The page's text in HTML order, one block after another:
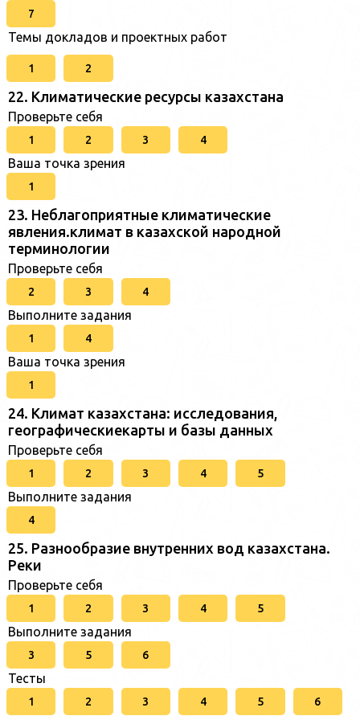
7
Темы докладов и проектных работ
1 2
22. Климатические ресурсы казахстана
Проверьте себя
1 2 3 4
Ваша точка зрения
1
23. Неблагоприятные климатические
явления.климат в казахской народной
терминологии
Проверьте себя
2 3 4
Выполните задания
1 4
Ваша точка зрения
1
24. Климат казахстана: исследования,
географическиекарты и базы данных
Проверьте себя
1 2 3 4 5
Выполните задания
4
25. Разнообразие внутренних вод казахстана.
Реки
Проверьте себя
1 2 3 4 5
Выполните задания
3 5 6
Тесты
1 2 3 4 5 6